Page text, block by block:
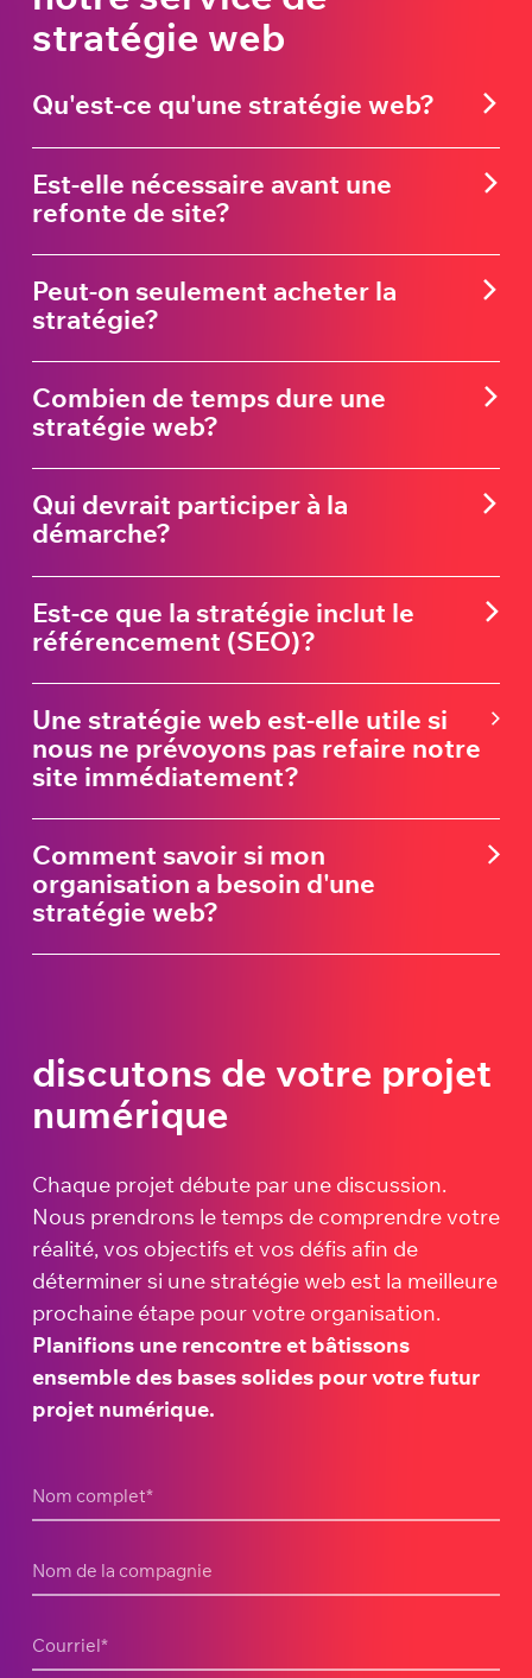
stratégie web
Qu'est-ce qu'une stratégie web?
Est-elle nécessaire avant une
refonte de site?
Peut-on seulement acheter la
stratégie?
Combien de temps dure une
stratégie web?
Qui devrait participer à la
démarche?
Est-ce que la stratégie inclut le
référencement (SEO)?
Une stratégie web est-elle utile si
nous ne prévoyons pas refaire notre
site immédiatement?
Comment savoir si mon
organisation a besoin d'une
stratégie web?
discutons de votre projet
numérique
Chaque projet débute par une discussion.
Nous prendrons le temps de comprendre votre
réalité, vos objectifs et vos défis afin de
déterminer si une stratégie web est la meilleure
prochaine étape pour votre organisation.
Planifions une rencontre et bâtissons
ensemble des bases solides pour votre futur
projet numérique.
Nom complet*
Nom de la compagnie
Courriel*